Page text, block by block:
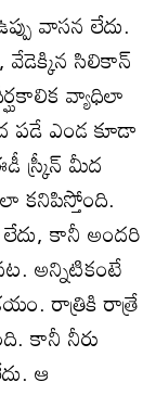
వాసన లేదు.
సిలికాన్
వ్యాధిలా
పడే ఎండ కూడా
స్క్రీన్ మీద
కనిపిస్తోంది.
కానీ అందరి
అన్నిటికంటే
రాత్రికి రాత్రే
కానీ నీరు
ఆ